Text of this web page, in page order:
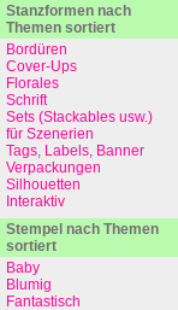
Stanzformen nach
Themen sortiert
Bordüren
Cover-Ups
Florales
Schrift
Sets (Stackables usw.)
für Szenerien
Tags, Labels, Banner
Verpackungen
Silhouetten
Interaktiv
Stempel nach Themen
sortiert
Baby
Blumig
Fantastisch